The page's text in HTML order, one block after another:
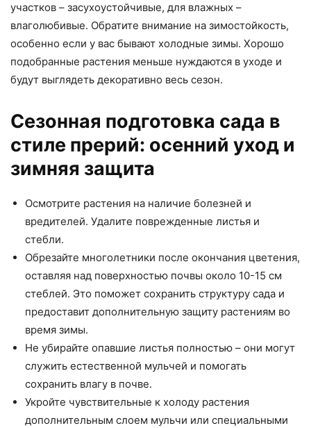
участков – засухоустойчивые, для влажных –
влаголюбивые. Обратите внимание на зимостойкость,
особенно если у вас бывают холодные зимы. Хорошо
подобранные растения меньше нуждаются в уходе и
будут выглядеть декоративно весь сезон.
Сезонная подготовка сада в
стиле прерий: осенний уход и
зимняя защита
Осмотрите растения на наличие болезней и
вредителей. Удалите поврежденные листья и
стебли.
Обрезайте многолетники после окончания цветения,
оставляя над поверхностью почвы около 10-15 см
стеблей. Это поможет сохранить структуру сада и
предоставит дополнительную защиту растениям во
время зимы.
Не убирайте опавшие листья полностью – они могут
служить естественной мульчей и помогать
сохранить влагу в почве.
Укройте чувствительные к холоду растения
дополнительным слоем мульчи или специальными